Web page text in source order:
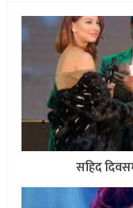
सहिद